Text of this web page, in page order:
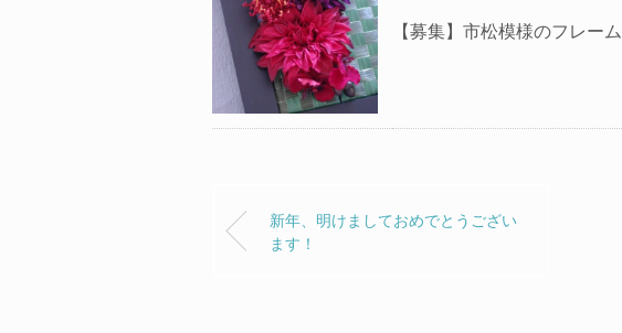
【募集】市松模様のフレーム
新年、明けましておめでとうござい
ます！